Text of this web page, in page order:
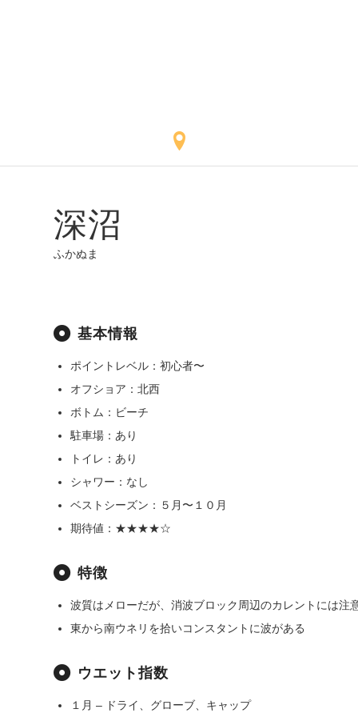
深沼
ふかぬま
基本情報
ポイントレベル：初心者〜
オフショア：北西
ボトム：ビーチ
駐車場：あり
トイレ：あり
シャワー：なし
ベストシーズン：５月〜１０月
期待値：★★★★☆
特徴
波質はメローだが、消波ブロック周辺のカレントには注
東から南ウネリを拾いコンスタントに波がある
ウエット指数
１月 – ドライ、グローブ、キャップ